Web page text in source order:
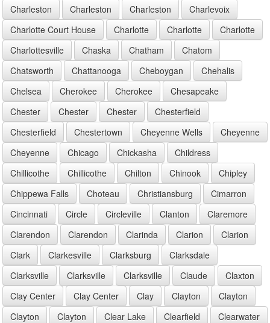
Charleston
Charleston Charleston
Charlevoix
Charlotte Court House
Charlotte Charlotte
Charlotte
Charlottesville
Chaska Chatham
Chatom
Chatsworth
Chattanooga Cheboygan
Chehalis
Chelsea
Cherokee Cherokee
Chesapeake
Chester
Chester Chester
Chesterfield
Chesterfield
Chestertown Cheyenne Wells
Cheyenne
Cheyenne
Chicago Chickasha
Childress
Chillicothe
Chillicothe Chilton Chinook
Chipley
Chippewa Falls
Choteau Christiansburg
Cimarron
Cincinnati
Circle Circleville Clanton
Claremore
Clarendon
Clarendon Clarinda Clarion
Clarion
Clark
Clarkesville Clarksburg
Clarksdale
Clarksville
Clarksville Clarksville Claude
Claxton
Clay Center
Clay Center Clay Clayton
Clayton
Clayton
Clayton Clear Lake Clearfield
Clearwater